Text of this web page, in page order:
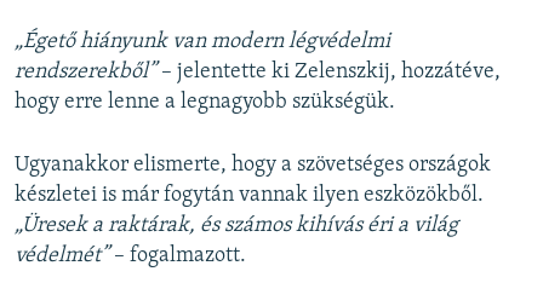
„Égető hiányunk van modern légvédelmi
rendszerekből”– jelentette ki Zelenszkij, hozzátéve,
hogy erre lenne a legnagyobb szükségük.
Ugyanakkor elismerte, hogy a szövetséges országok
készletei is már fogytán vannak ilyen eszközökből.
„Üresek a raktárak, és számos kihívás éri a világ
védelmét”– fogalmazott.